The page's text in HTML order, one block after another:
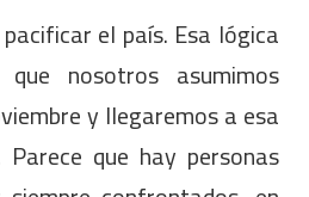
el país. Esa lógica
nosotros asumimos
y llegaremos a esa
que hay personas